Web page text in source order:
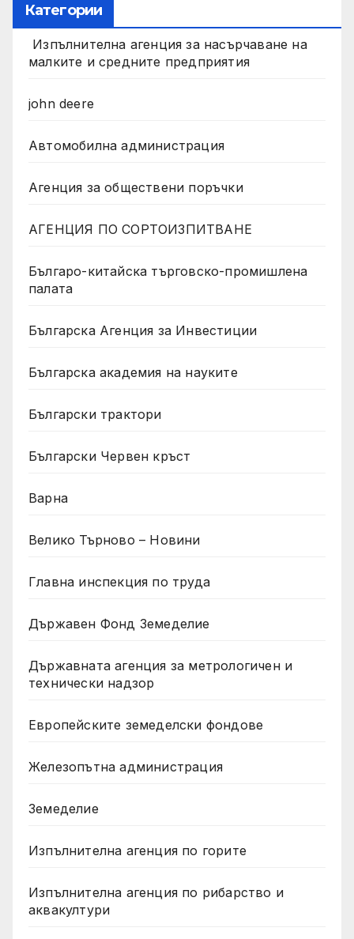
Категории
Изпълнителна агенция за насърчаване на
малките и средните предприятия
john deere
Автомобилна администрация
Агенция за обществени поръчки
АГЕНЦИЯ ПО СОРТОИЗПИТВАНЕ
Българо-китайска търговско-промишлена
палата
Българска Агенция за Инвестиции
Българска академия на науките
Български трактори
Български Червен кръст
Варна
Велико Търново – Новини
Главна инспекция по труда
Държавен Фонд Земеделие
Държавната агенция за метрологичен и
технически надзор
Европейските земеделски фондове
Железопътна администрация
Земеделие
Изпълнителна агенция по горите
Изпълнителна агенция по рибарство и
аквакултури